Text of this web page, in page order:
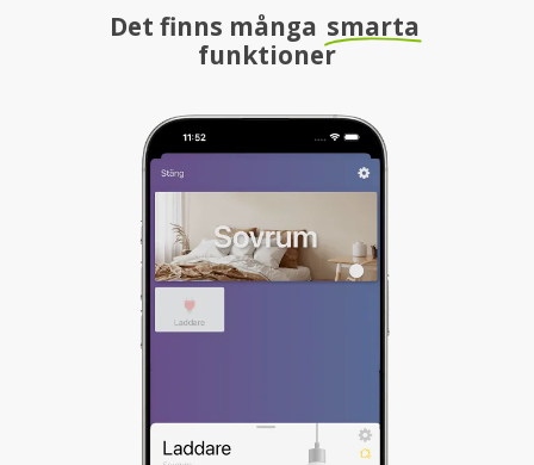
Det finns många smarta
funktioner